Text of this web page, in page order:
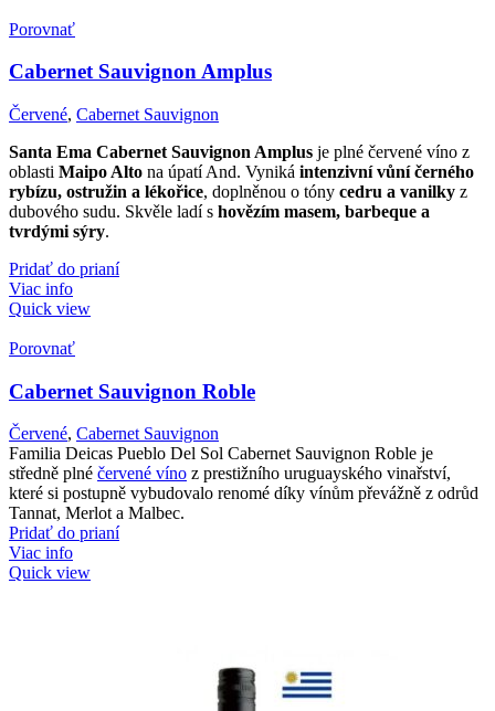
Porovnať
Cabernet Sauvignon Amplus
Červené, Cabernet Sauvignon
Santa Ema Cabernet Sauvignon Amplus je plné červené víno z
oblasti Maipo Alto na úpatí And. Vyniká intenzivní vůní černého
rybízu, ostružin a lékořice, doplněnou o tóny cedru a vanilky z
dubového sudu. Skvěle ladí s hovězím masem, barbeque a
tvrdými sýry.
Pridať do prianí
Viac info
Quick view
Porovnať
Cabernet Sauvignon Roble
Červené, Cabernet Sauvignon
Familia Deicas Pueblo Del Sol Cabernet Sauvignon Roble je
středně plné červené víno z prestižního uruguayského vinařství,
které si postupně vybudovalo renomé díky vínům převážně z odrůd
Tannat, Merlot a Malbec.
Pridať do prianí
Viac info
Quick view